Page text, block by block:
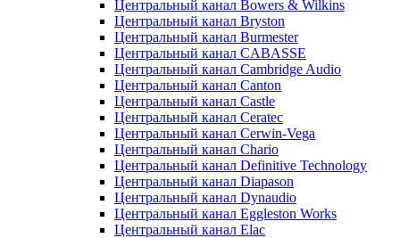
Центральный канал Bowers & Wilkins
Центральный канал Bryston
Центральный канал Burmester
Центральный канал CABASSE
Центральный канал Cambridge Audio
Центральный канал Canton
Центральный канал Castle
Центральный канал Ceratec
Центральный канал Cerwin-Vega
Центральный канал Chario
Центральный канал Definitive Technology
Центральный канал Diapason
Центральный канал Dynaudio
Центральный канал Eggleston Works
Центральный канал Elac